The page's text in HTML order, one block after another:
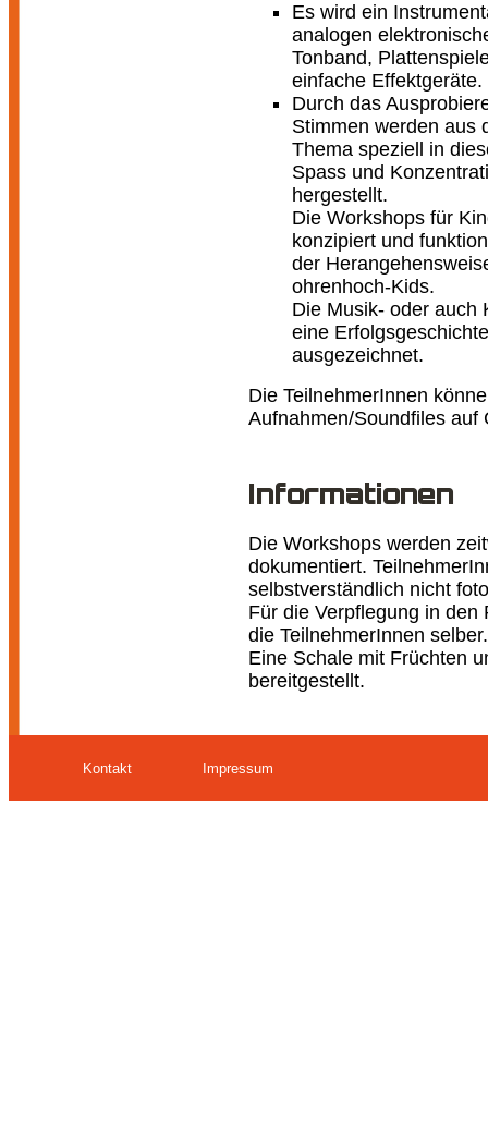
Es wird ein
analogen
Tonband,
einfache Effektgeräte.
Durch das
Stimmen werden aus
Thema speziell in
Spass und
hergestellt.
Die Workshops für
konzipiert und
der
ohrenhoch-Kids.
Die Musik- oder auch
eine
ausgezeichnet.
Die TeilnehmerInnen
Aufnahmen/Soundfiles auf
Informationen
Die Workshops werden
dokumentiert.
selbstverständlich nicht
Für die Verpflegung in
die TeilnehmerInnen selber.
Eine Schale mit Früchten
bereitgestellt.
Kontakt Impressum